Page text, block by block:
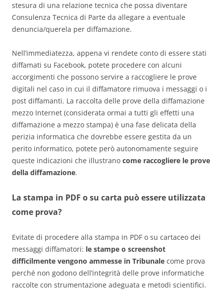
stesura di una relazione tecnica che possa diventare
Consulenza Tecnica di Parte da allegare a eventuale
denuncia/querela per diffamazione.
Nell’immediatezza, appena vi rendete conto di essere stati
diffamati su Facebook, potete procedere con alcuni
accorgimenti che possono servire a raccogliere le prove
digitali nel caso in cui il diffamatore rimuova i messaggi o i
post diffamanti. La raccolta delle prove della diffamazione
mezzo Internet (considerata ormai a tutti gli effetti una
diffamazione a mezzo stampa) è una fase delicata della
perizia informatica che dovrebbe essere gestita da un
perito informatico, potete però autonomamente seguire
queste indicazioni che illustrano come raccogliere le prove
della diffamazione.
La stampa in PDF o su carta può essere utilizzata
come prova?
Evitate di procedere alla stampa in PDF o su cartaceo dei
messaggi diffamatori: le stampe o screenshot
difficilmente vengono ammesse in Tribunale come prova
perché non godono dell’integrità delle prove informatiche
raccolte con strumentazione adeguata e metodi scientifici.